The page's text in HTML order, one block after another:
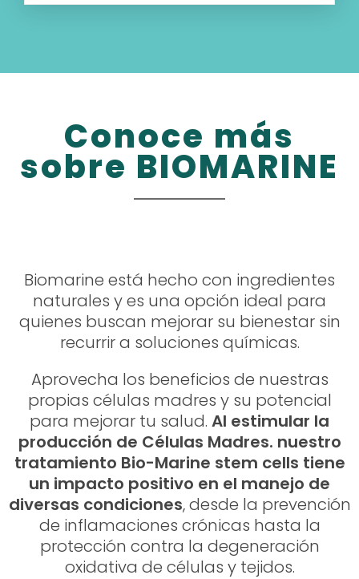
Conoce más
sobre BIOMARINE
Biomarine está hecho con ingredientes
naturales y es una opción ideal para
quienes buscan mejorar su bienestar sin
recurrir a soluciones químicas.
Aprovecha los beneficios de nuestras
propias células madres y su potencial
para mejorar tu salud. Al estimular la
producción de Células Madres. nuestro
tratamiento Bio-Marine stem cells tiene
un impacto positivo en el manejo de
diversas condiciones, desde la prevención
de inflamaciones crónicas hasta la
protección contra la degeneración
oxidativa de células y tejidos.